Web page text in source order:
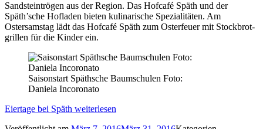
Sandsteintrögen aus der Region. Das Hofcafé Späth und der
Späth’sche Hofladen bieten kulinarische Spezialitäten. Am
Ostersamstag lädt das Hofcafé Späth zum Osterfeuer mit Stockbrot-
grillen für die Kinder ein.
Saisonstart Späthsche Baumschulen Foto:
Daniela Incoronato
Eiertage bei Späth weiterlesen